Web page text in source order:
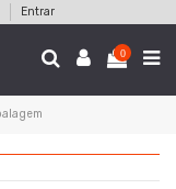
Entrar
0